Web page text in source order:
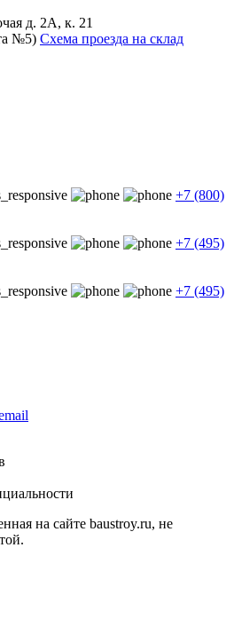
д. 2А, к. 21
№5) Схема проезда на склад
+7 (800)
+7 (495)
+7 (495)
на сайте baustroy.ru, не